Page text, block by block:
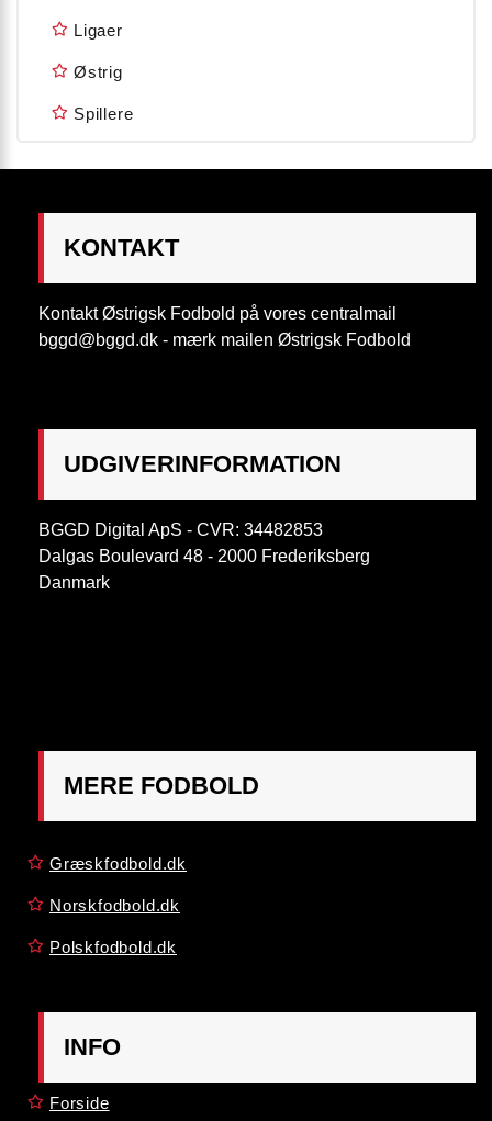
Ligaer
Østrig
Spillere
KONTAKT
Kontakt Østrigsk Fodbold på vores centralmail
bggd@bggd.dk - mærk mailen Østrigsk Fodbold
UDGIVERINFORMATION
BGGD Digital ApS - CVR: 34482853
Dalgas Boulevard 48 - 2000 Frederiksberg
Danmark
MERE FODBOLD
Græskfodbold.dk
Norskfodbold.dk
Polskfodbold.dk
INFO
Forside